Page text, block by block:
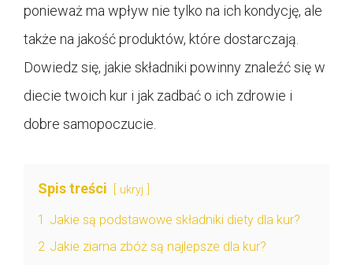
ponieważ ma wpływ nie tylko na ich kondycję, ale
także na jakość produktów, które dostarczają.
Dowiedz się, jakie składniki powinny znaleźć się w
diecie twoich kur i jak zadbać o ich zdrowie i
dobre samopoczucie.
Spis treści ukryj
1 Jakie są podstawowe składniki diety dla kur?
2 Jakie ziarna zbóż są najlepsze dla kur?